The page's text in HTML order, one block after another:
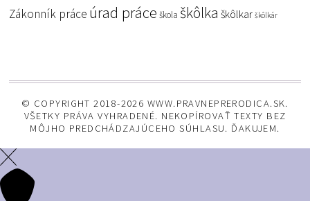
Zákonník práce úrad práce škola škôlka škôlkar škôlkár
© COPYRIGHT 2018-2026 WWW.PRAVNEPRERODICA.SK.
VŠETKY PRÁVA VYHRADENÉ. NEKOPÍROVAŤ TEXTY BEZ
MÔJHO PREDCHÁDZAJÚCEHO SÚHLASU. ĎAKUJEM.